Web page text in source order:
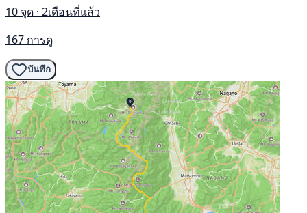
10 จุด · 2เดือนที่แล้ว
167 การดู
บันทึก